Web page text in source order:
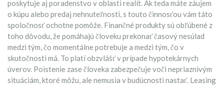
poskytuje aj poradenstvo v oblasti realít. Ak teda máte záujem
o kúpu alebo predaj nehnuteľnosti, s touto činnosťou vám táto
spoločnosť ochotne pomôže. Finančné produkty sú obľúbené z
toho dôvodu, že pomáhajú človeku prekonať časový nesúlad
medzi tým, čo momentálne potrebuje a medzi tým, čo v
skutočnosti má. To platí obzvlášť v prípade hypotekárnych
úverov. Poistenie zase človeka zabezpečuje voči nepriaznivým
situáciám, ktoré môžu, ale nemusia v budúcnosti nastať. Leasing